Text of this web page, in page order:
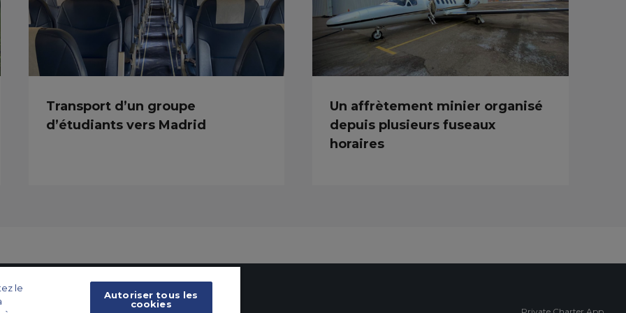
Transport d’un groupe
d’étudiants vers Madrid
Un affrètement minier organisé
depuis plusieurs fuseaux
horaires
le
Autoriser tous les
cookies